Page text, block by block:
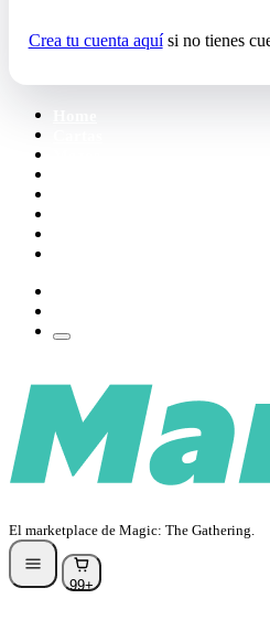
Crea tu cuenta aquísi no tienes
El marketplace de Magic: The Gathering.
99+